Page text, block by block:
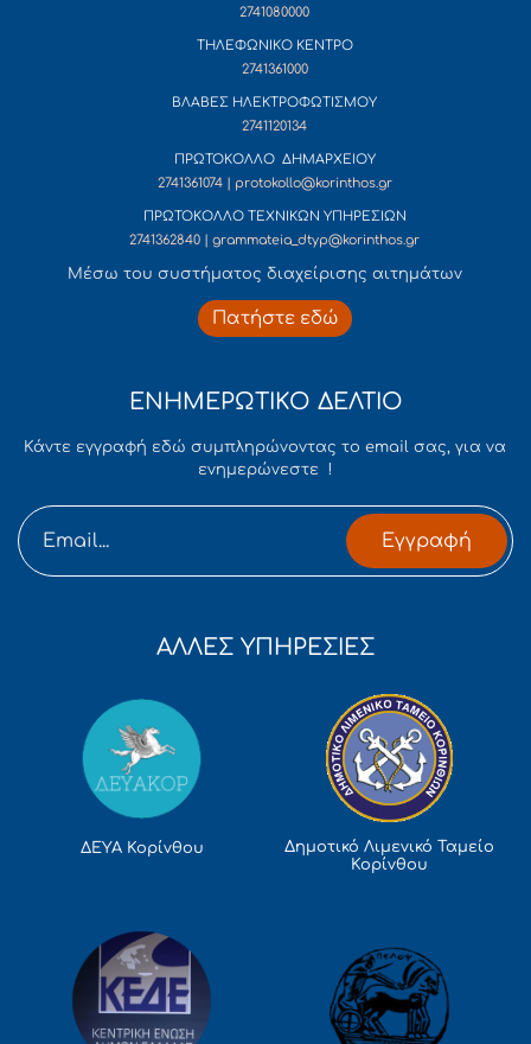
2741080000
ΤΗΛΕΦΩΝΙΚΟ ΚΕΝΤΡΟ
2741361000
ΒΛΑΒΕΣ ΗΛΕΚΤΡΟΦΩΤΙΣΜΟΥ
2741120134
ΠΡΩΤΟΚΟΛΛΟ ΔΗΜΑΡΧΕΙΟΥ
2741361074 | protokollo@korinthos.gr
ΠΡΩΤΟΚΟΛΛΟ ΤΕΧΝΙΚΩΝ ΥΠΗΡΕΣΙΩΝ
2741362840 | grammateia_dtyp@korinthos.gr
Mέσω του συστήματος διαχείρισης αιτημάτων
Πατήστε εδώ
ΕΝΗΜΕΡΩΤΙΚΟ ΔΕΛΤΙΟ
Κάντε εγγραφή εδώ συμπληρώνοντας το email σας, για να
ενημερώνεστε !
Εγγραφή
ΑΛΛΕΣ ΥΠΗΡΕΣΙΕΣ
ΔΕΥΑ Κορίνθου
Δημοτικό Λιμενικό Ταμείο
Κορίνθου